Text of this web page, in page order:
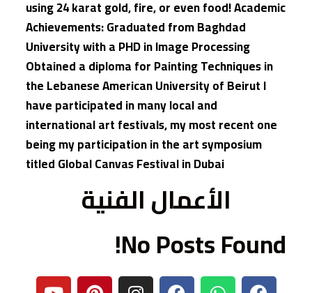
using 24 karat gold, fire, or even food! Academic
Achievements: Graduated from Baghdad
University with a PHD in Image Processing
Obtained a diploma for Painting Techniques in
the Lebanese American University of Beirut I
have participated in many local and
international art festivals, my most recent one
being my participation in the art symposium
titled Global Canvas Festival in Dubai
الأعمال الفنية
No Posts Found!